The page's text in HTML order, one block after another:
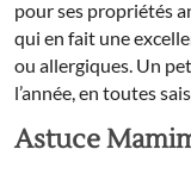
pour ses propriétés
qui en fait une
ou allergiques. Un
l’année, en toutes
Astuce